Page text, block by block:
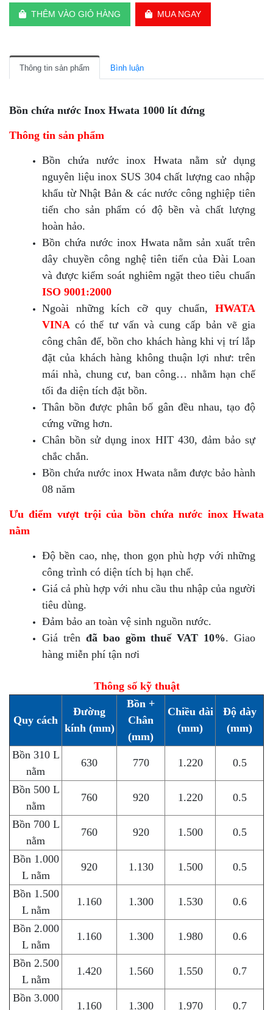
THÊM VÀO GIỎ HÀNG MUA NGAY
Thông tin sản phẩm Bình luận
Bồn chứa nước Inox Hwata 1000 lít đứng
Thông tin sản phẩm
Bồn chứa nước inox Hwata nằm sử dụng
nguyên liệu inox SUS 304 chất lượng cao nhập
khẩu từ Nhật Bản & các nước công nghiệp tiên
tiến cho sản phẩm có độ bền và chất lượng
hoàn hảo.
Bồn chứa nước inox Hwata nằm sản xuất trên
dây chuyền công nghệ tiên tiến của Đài Loan
và được kiểm soát nghiêm ngặt theo tiêu chuẩn
ISO 9001:2000
Ngoài những kích cỡ quy chuẩn, HWATA
VINA có thể tư vấn và cung cấp bản vẽ gia
công chân đế, bồn cho khách hàng khi vị trí lắp
đặt của khách hàng không thuận lợi như: trên
mái nhà, chung cư, ban công… nhằm hạn chế
tối đa diện tích đặt bồn.
Thân bồn được phân bố gân đều nhau, tạo độ
cứng vững hơn.
Chân bồn sử dụng inox HIT 430, đảm bảo sự
chắc chắn.
Bồn chứa nước inox Hwata nằm được bảo hành
08 năm
Ưu điểm vượt trội của bồn chứa nước inox Hwata
nằm
Độ bền cao, nhẹ, thon gọn phù hợp với những
công trình có diện tích bị hạn chế.
Giá cả phù hợp với nhu cầu thu nhập của người
tiêu dùng.
Đảm bảo an toàn vệ sinh nguồn nước.
Giá trên đã bao gồm thuế VAT 10%. Giao
hàng miễn phí tận nơi
Thông số kỹ thuật
Quy cách
Đường
kính (mm)
Bồn +
Chân
(mm)
Chiều dài
(mm)
Độ dày
(mm)
Bồn 310 L
nằm
630 770 1.220 0.5
Bồn 500 L
nằm
760 920 1.220 0.5
Bồn 700 L
nằm
760 920 1.500 0.5
Bồn 1.000
L nằm
920 1.130 1.500 0.5
Bồn 1.500
L nằm
1.160 1.300 1.530 0.6
Bồn 2.000
L nằm
1.160 1.300 1.980 0.6
Bồn 2.500
L nằm
1.420 1.560 1.550 0.7
Bồn 3.000
1.160 1.300 1.970 0.7